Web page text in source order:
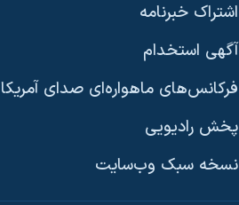
اشتراک خبرنامه
آگهی استخدام
فرکانس‌های ماهواره‌ای صدای آمریکا
پخش رادیویی
نسخه سبک وب‌سایت